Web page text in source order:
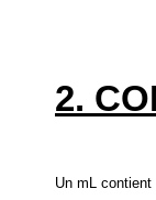
2.
Un mL contient